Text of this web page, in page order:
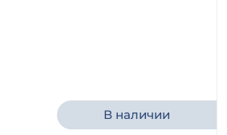
В наличии